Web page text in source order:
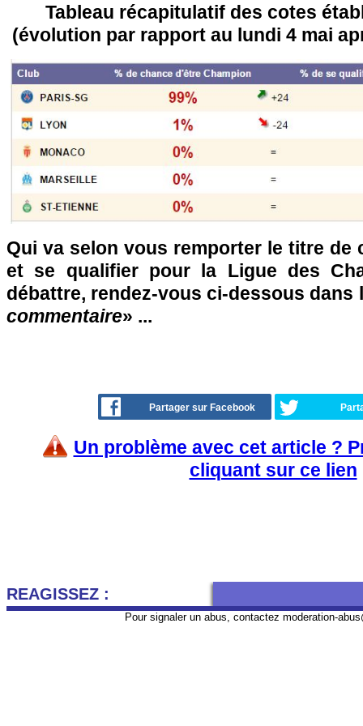
Tableau récapitulatif des cotes
(évolution par rapport au lundi 4 mai
Qui va selon vous remporter le titre de
et se qualifier pour la Ligue des
débattre, rendez-vous ci-dessous dans
commentaire» ...
Partager sur Facebook
Un problème avec cet article ?
cliquant sur ce lien
REAGISSEZ :
Pour signaler un abus, contactez moderation-